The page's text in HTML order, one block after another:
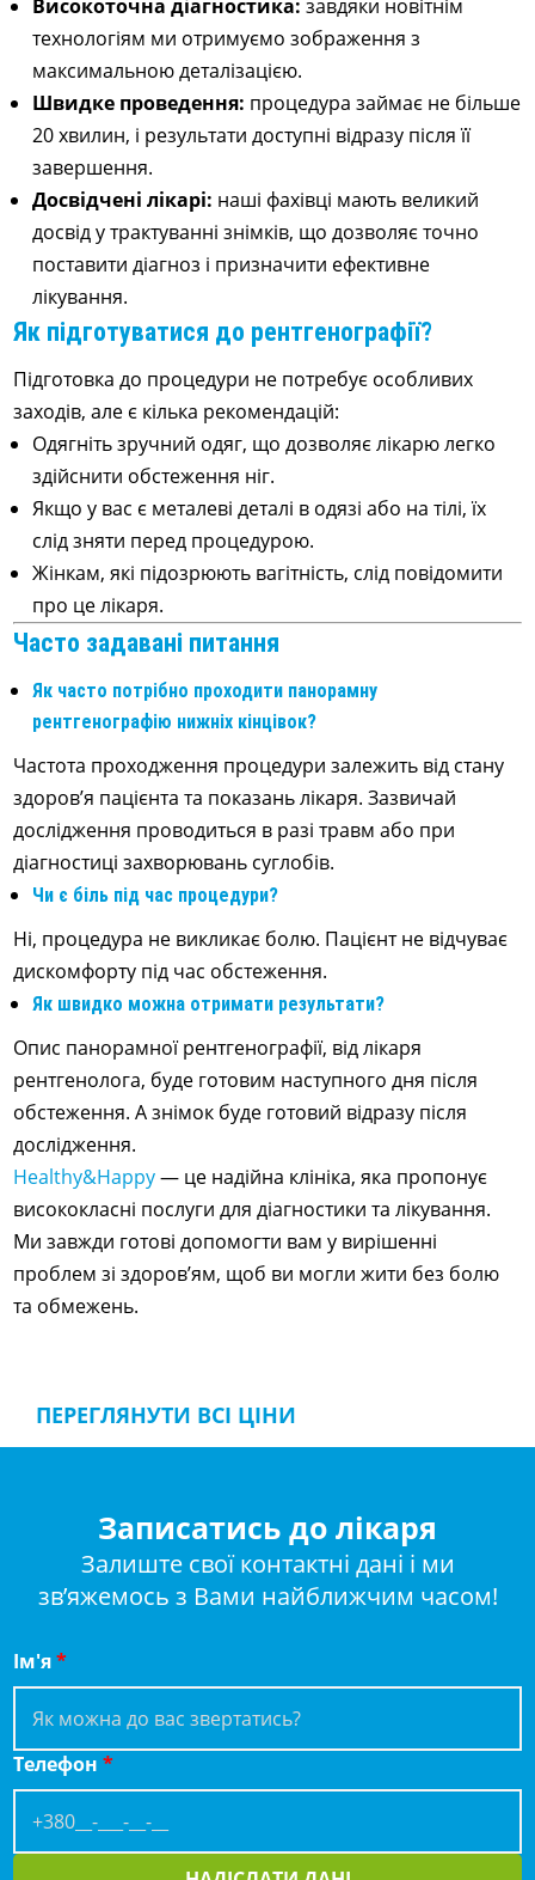
Високоточна діагностика: завдяки новітнім
технологіям ми отримуємо зображення з
максимальною деталізацією.
Швидке проведення: процедура займає не більше
20 хвилин, і результати доступні відразу після її
завершення.
Досвідчені лікарі: наші фахівці мають великий
досвід у трактуванні знімків, що дозволяє точно
поставити діагноз і призначити ефективне
лікування.
Як підготуватися до рентгенографії?
Підготовка до процедури не потребує особливих
заходів, але є кілька рекомендацій:
Одягніть зручний одяг, що дозволяє лікарю легко
здійснити обстеження ніг.
Якщо у вас є металеві деталі в одязі або на тілі, їх
слід зняти перед процедурою.
Жінкам, які підозрюють вагітність, слід повідомити
про це лікаря.
Часто задавані питання
Як часто потрібно проходити панорамну
рентгенографію нижніх кінцівок?
Частота проходження процедури залежить від стану
здоров’я пацієнта та показань лікаря. Зазвичай
дослідження проводиться в разі травм або при
діагностиці захворювань суглобів.
Чи є біль під час процедури?
Ні, процедура не викликає болю. Пацієнт не відчуває
дискомфорту під час обстеження.
Як швидко можна отримати результати?
Опис панорамної рентгенографії, від лікаря
рентгенолога, буде готовим наступного дня після
обстеження. А знімок буде готовий відразу після
дослідження.
Healthy&Happy— це надійна клініка, яка пропонує
висококласні послуги для діагностики та лікування.
Ми завжди готові допомогти вам у вирішенні
проблем зі здоров’ям, щоб ви могли жити без болю
та обмежень.
ПЕРЕГЛЯНУТИ ВСІ ЦІНИ
Записатись до лікаря
Залиште свої контактні дані і ми
зв’яжемось з Вами найближчим часом!
Ім'я*
Телефон*